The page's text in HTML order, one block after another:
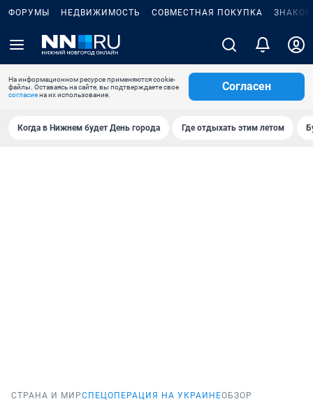
ФОРУМЫ НЕДВИЖИМОСТЬ СОВМЕСТНАЯ ПОКУПКА
На информационном ресурсе применяются cookie-
файлы. Оставаясь на сайте, вы подтверждаете свое
согласиена их использование.
Согласен
Когда в Нижнем будет День города Где отдыхать этим летом
СТРАНА И МИРСПЕЦОПЕРАЦИЯ НА УКРАИНЕОБЗОР